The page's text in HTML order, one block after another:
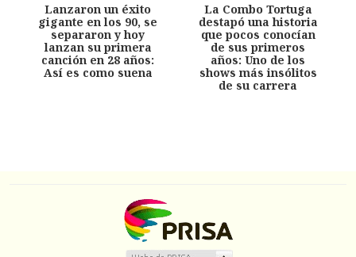
Lanzaron un éxito
gigante en los 90, se
separaron y hoy
lanzan su primera
canción en 28 años:
Así es como suena
La Combo Tortuga
destapó una historia
que pocos conocían
de sus primeros
años: Uno de los
shows más insólitos
de su carrera